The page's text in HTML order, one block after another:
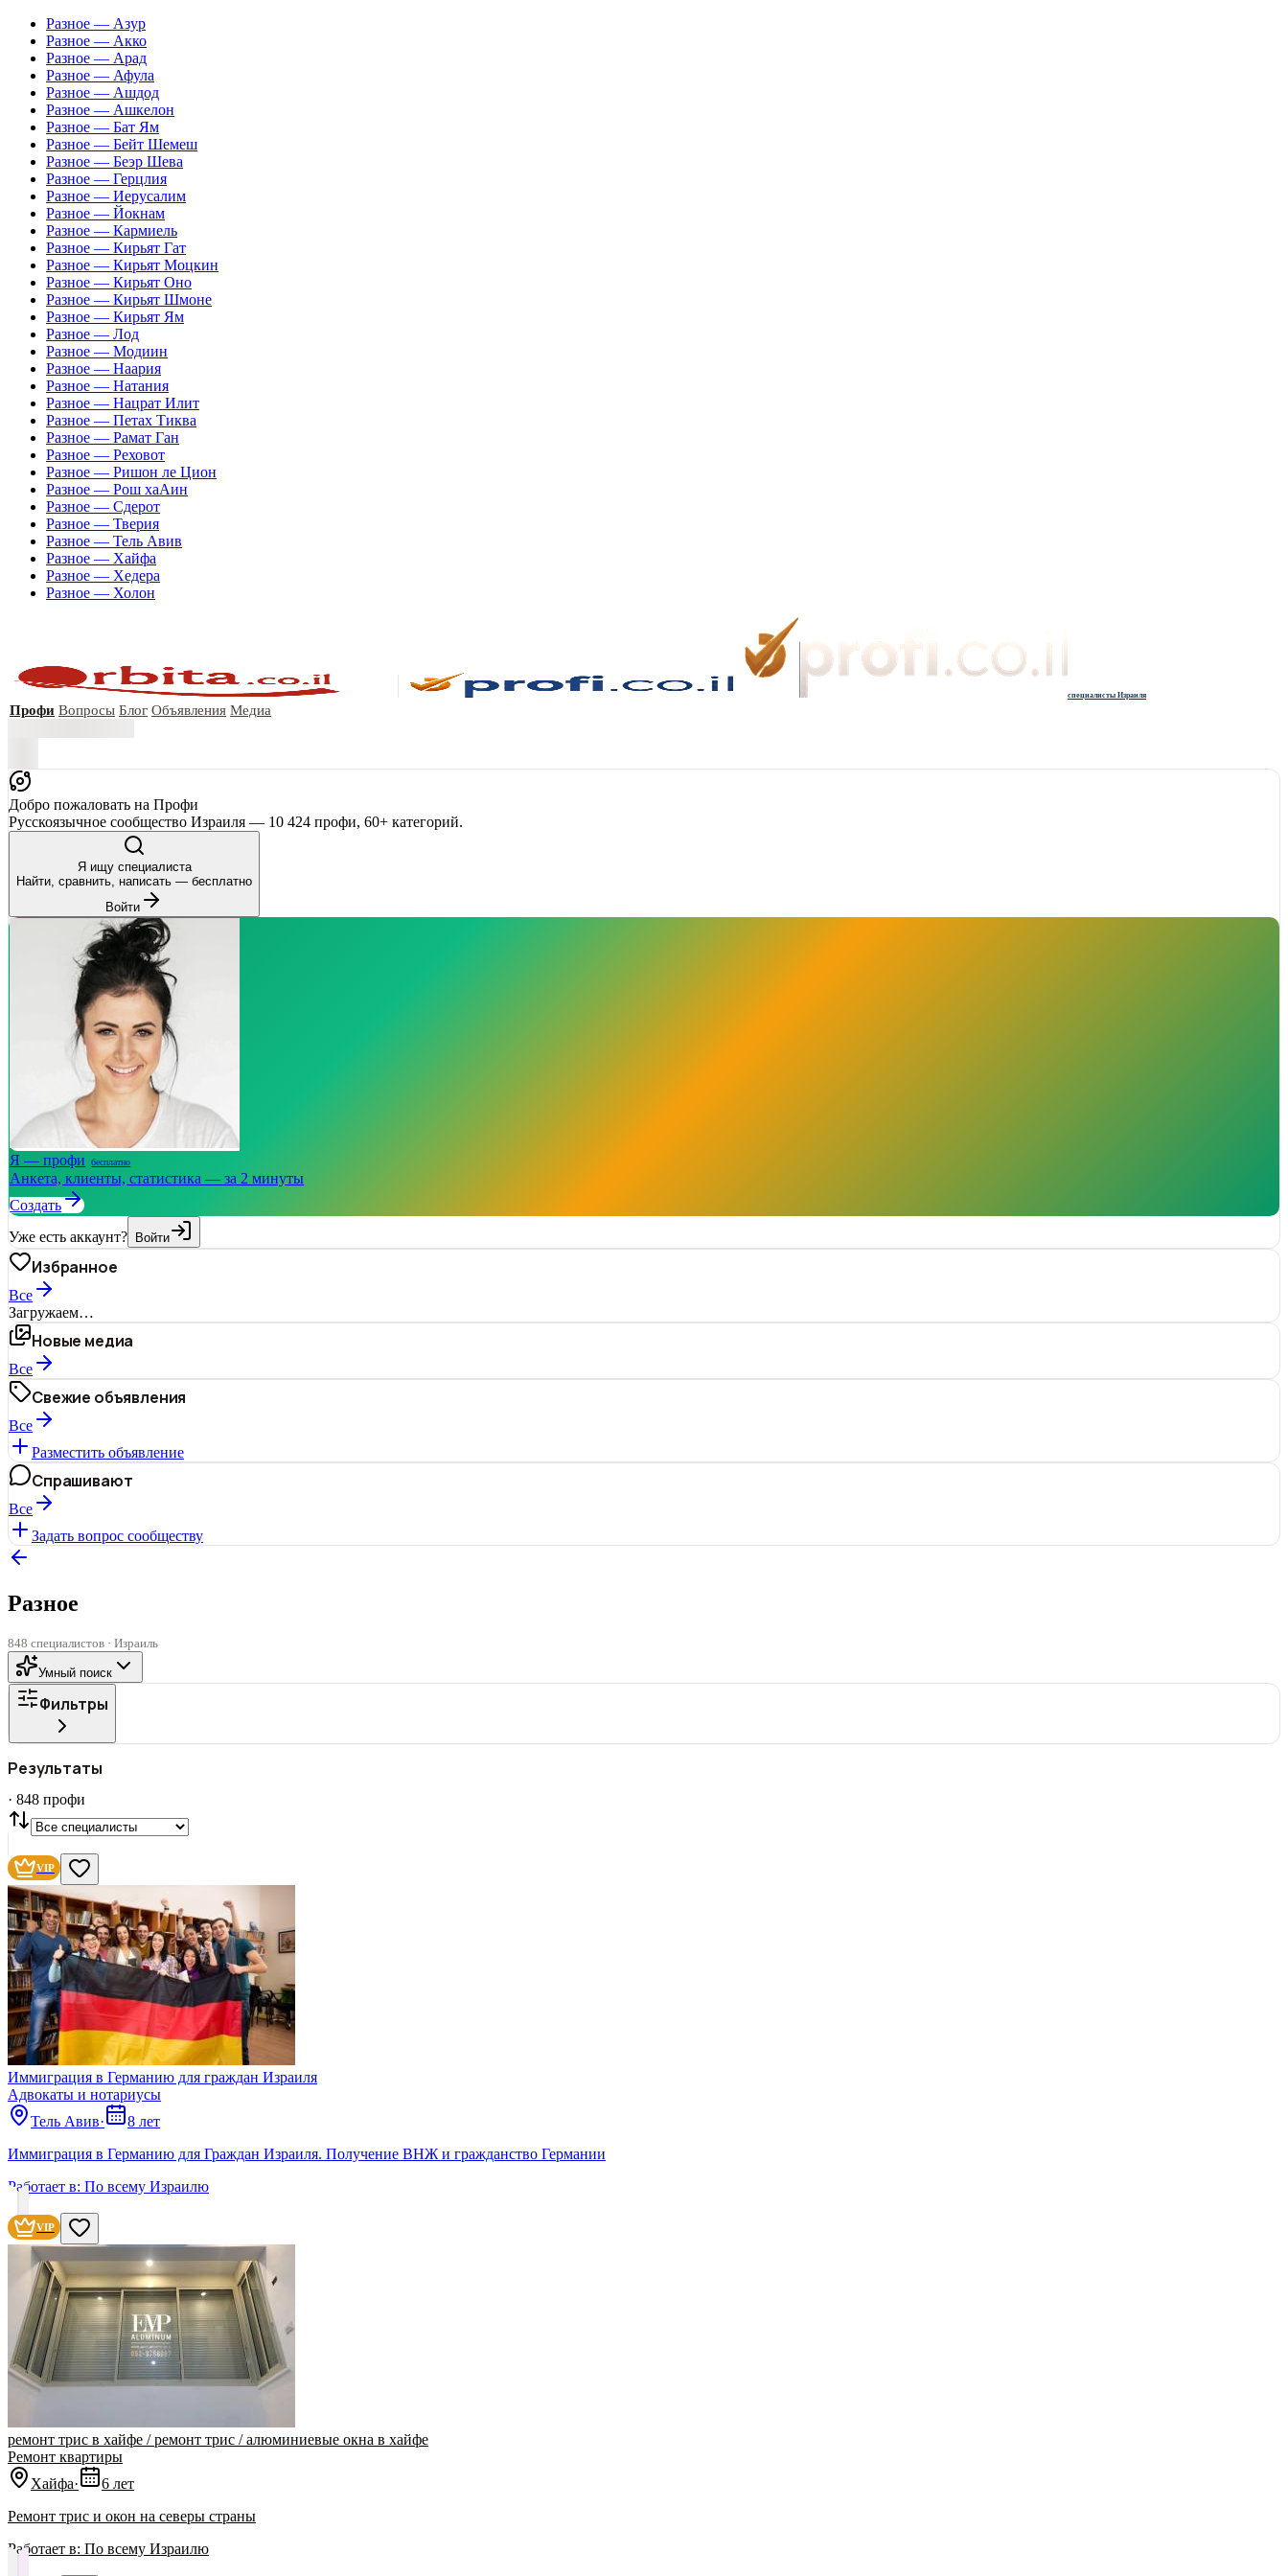
Разное — Азур
Разное — Акко
Разное — Арад
Разное — Афула
Разное — Ашдод
Разное — Ашкелон
Разное — Бат Ям
Разное — Бейт Шемеш
Разное — Беэр Шева
Разное — Герцлия
Разное — Иерусалим
Разное — Йокнам
Разное — Кармиель
Разное — Кирьят Гат
Разное — Кирьят Моцкин
Разное — Кирьят Оно
Разное — Кирьят Шмоне
Разное — Кирьят Ям
Разное — Лод
Разное — Модиин
Разное — Наария
Разное — Натания
Разное — Нацрат Илит
Разное — Петах Тиква
Разное — Рамат Ган
Разное — Реховот
Разное — Ришон ле Цион
Разное — Рош хаАин
Разное — Сдерот
Разное — Тверия
Разное — Тель Авив
Разное — Хайфа
Разное — Хедера
Разное — Холон
специалисты Израиля
Профи Вопросы Блог Объявления Медиа
Добро пожаловать на Профи
Русскоязычное сообщество Израиля — 10 424 профи, 60+ категорий.
Я ищу специалиста
Найти, сравнить, написать — бесплатно
Войти
Я — профи бесплатно
Анкета, клиенты, статистика — за 2 минуты
Создать
Уже есть аккаунт? Войти
Избранное
Все
Загружаем…
Новые медиа
Все
Свежие объявления
Все
Разместить объявление
Спрашивают
Все
Задать вопрос сообществу
Разное
848 специалистов · Израиль
Умный поиск
Фильтры
СТАТУС
Нашли 848
Сбросить
Результаты
· 848 профи
VIP
Иммиграция в Германию для граждан Израиля
Адвокаты и нoтариусы
Тель Авив·
8 лет
Иммиграция в Германию для Граждан Израиля. Получение ВНЖ и гражданство Германии
Работает в: По всему Израилю
VIP
ремонт трис в хайфе / ремонт трис / алюминиевые окна в хайфе
Ремонт квартиры
Хайфа·
6 лет
‏Ремонт трис и окон на северы страны
Работает в: По всему Израилю